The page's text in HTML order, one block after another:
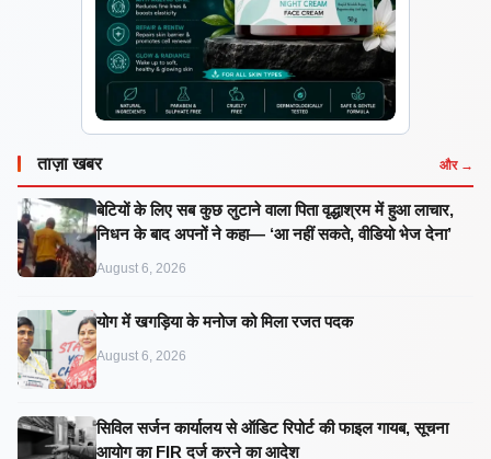
ताज़ा खबर और →
बेटियों के लिए सब कुछ लुटाने वाला पिता वृद्धाश्रम में हुआ लाचार,
निधन के बाद अपनों ने कहा— ‘आ नहीं सकते, वीडियो भेज देना’
August 6, 2026
​योग में खगड़िया के मनोज को मिला रजत पदक
August 6, 2026
सिविल सर्जन कार्यालय से ऑडिट रिपोर्ट की फाइल गायब, सूचना
आयोग का FIR दर्ज करने का आदेश